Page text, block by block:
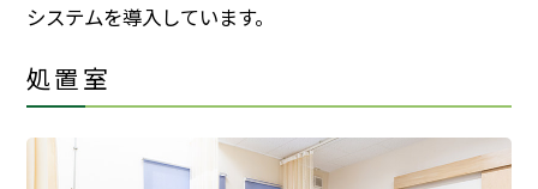
システムを導入しています。
処置室